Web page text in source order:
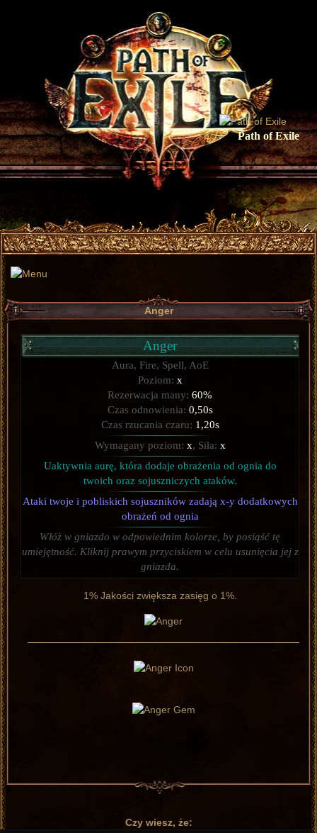
Path of Exile
Anger
Anger
Aura, Fire, Spell, AoE
Poziom: x
Rezerwacja many: 60%
Czas odnowienia: 0,50s
Czas rzucania czaru: 1,20s
Wymagany poziom: x, Siła: x
Uaktywnia aurę, która dodaje obrażenia od ognia do
twoich oraz sojuszniczych ataków.
Ataki twoje i pobliskich sojuszników zadają x-y dodatkowych
obrażeń od ognia
Włóż w gniazdo w odpowiednim kolorze, by posiąść tę
umiejętność. Kliknij prawym przyciskiem w celu usunięcia jej z
gniazda.
1% Jakości zwiększa zasięg o 1%.
Czy wiesz, że: